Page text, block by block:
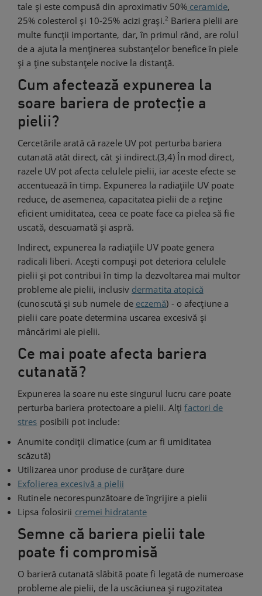
tale și este compusă din aproximativ 50% ceramide,
25% colesterol și 10-25% acizi grași.2 Bariera pielii are
multe funcții importante, dar, în primul rând, are rolul
de a ajuta la menținerea substanțelor benefice în piele
și a ține substanțele nocive la distanță.
Cum afectează expunerea la
soare bariera de protecție a
pielii?
Cercetările arată că razele UV pot perturba bariera
cutanată atât direct, cât și indirect.(3,4) În mod direct,
razele UV pot afecta celulele pielii, iar aceste efecte se
accentuează în timp. Expunerea la radiațiile UV poate
reduce, de asemenea, capacitatea pielii de a reține
eficient umiditatea, ceea ce poate face ca pielea să fie
uscată, descuamată și aspră.
Indirect, expunerea la radiațiile UV poate genera
radicali liberi. Acești compuși pot deteriora celulele
pielii și pot contribui în timp la dezvoltarea mai multor
probleme ale pielii, inclusiv dermatita atopică
(cunoscută și sub numele de eczemă) - o afecțiune a
pielii care poate determina uscarea excesivă și
mâncărimi ale pielii.
Ce mai poate afecta bariera
cutanată?
Expunerea la soare nu este singurul lucru care poate
perturba bariera protectoare a pielii. Alțifactori de
stres posibili pot include:
Anumite condiții climatice (cum ar fi umiditatea
scăzută)
Utilizarea unor produse de curățare dure
Exfolierea excesivă a pielii
Rutinele necorespunzătoare de îngrijire a pielii
Lipsa folosirii cremei hidratante
Semne că bariera pielii tale
poate fi compromisă
O barieră cutanată slăbită poate fi legată de numeroase
probleme ale pielii, de la uscăciunea și rugozitatea